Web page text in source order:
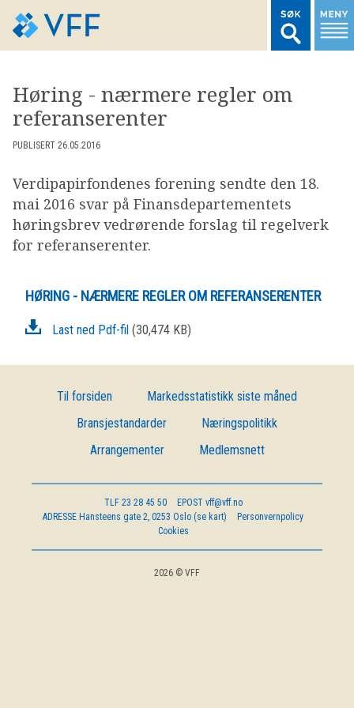
LOGG INN MEDLEMSNETT
MARKEDSSTATISTIKK
FONDSDATA
AKTUELT
OM VFF
DEN LILLE FONDSHÅNDBOKEN
Høring - nærmere regler om
referanserenter
PUBLISERT 26.05.2016
Verdipapirfondenes forening sendte den 18.
mai 2016 svar på Finansdepartementets
høringsbrev vedrørende forslag til regelverk
for referanserenter.
HØRING - NÆRMERE REGLER OM REFERANSERENTER
Last ned Pdf-fil (30,474 KB)
Til forsiden
Markedsstatistikk siste måned
Bransjestandarder
Næringspolitikk
Arrangementer
Medlemsnett
TLF 23 28 45 50 EPOST vff@vff.no
ADRESSE Hansteens gate 2, 0253 Oslo (se kart)
Personvernpolicy
Cookies
2026 © VFF